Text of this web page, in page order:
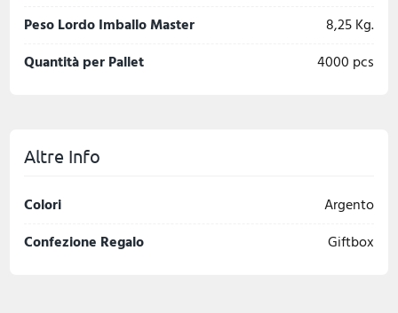
Peso Lordo Imballo Master
8,25 Kg.
Quantità per Pallet
4000 pcs
Altre Info
Colori
Argento
Confezione Regalo
Giftbox